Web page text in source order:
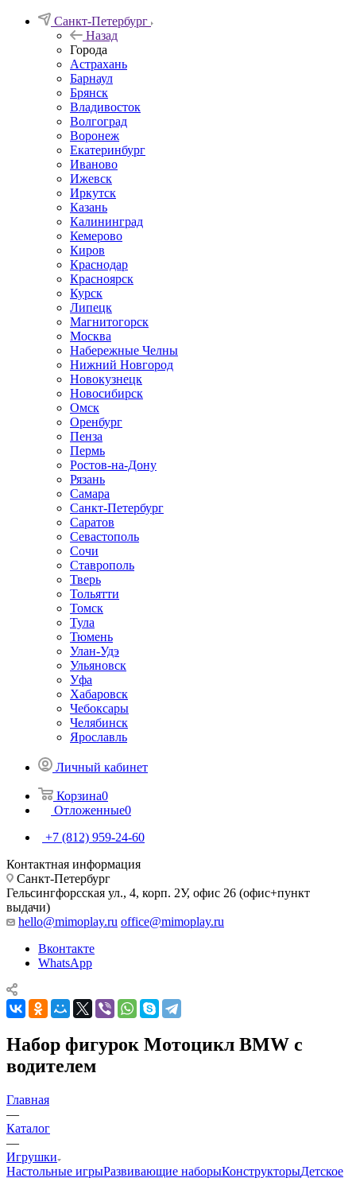
Санкт-Петербург
Назад
Города
Астрахань
Барнаул
Брянск
Владивосток
Волгоград
Воронеж
Екатеринбург
Иваново
Ижевск
Иркутск
Казань
Калининград
Кемерово
Киров
Краснодар
Красноярск
Курск
Липецк
Магнитогорск
Москва
Набережные Челны
Нижний Новгород
Новокузнецк
Новосибирск
Омск
Оренбург
Пенза
Пермь
Ростов-на-Дону
Рязань
Самара
Санкт-Петербург
Саратов
Севастополь
Сочи
Ставрополь
Тверь
Тольятти
Томск
Тула
Тюмень
Улан-Удэ
Ульяновск
Уфа
Хабаровск
Чебоксары
Челябинск
Ярославль
Личный кабинет
Корзина0
Отложенные0
+7 (812) 959-24-60
Контактная информация
Санкт-Петербург
Гельсингфорсская ул., 4, корп. 2У, офис 26 (офис+пункт
выдачи)
hello@mimoplay.ru office@mimoplay.ru
Вконтакте
WhatsApp
Набор фигурок Мотоцикл BMW с
водителем
Главная
—
Каталог
—
Игрушки
Настольные игрыРазвивающие наборыКонструкторыДетское